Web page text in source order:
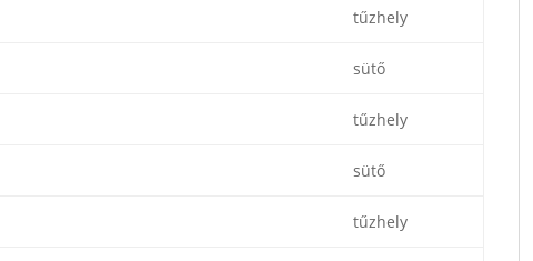
tűzhely
sütő
tűzhely
sütő
tűzhely